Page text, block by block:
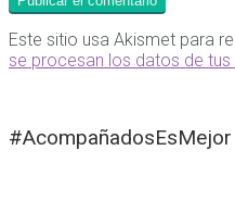
Este sitio usa Akismet para
se procesan los datos de
#AcompañadosEsMejor